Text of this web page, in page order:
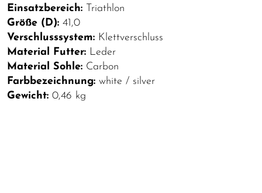
Einsatzbereich: Triathlon
Größe (D): 41,0
Verschlusssystem: Klettverschluss
Material Futter: Leder
Material Sohle: Carbon
Farbbezeichnung: white / silver
Gewicht: 0,46 kg